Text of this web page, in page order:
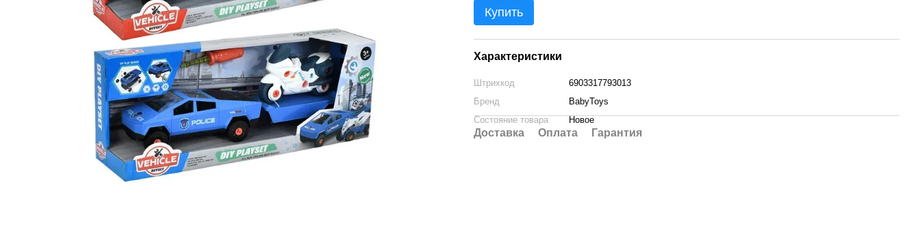
Купить
Характеристики
Штрихкод
6903317793013
Бренд
BabyToys
Состояние товара
Новое
Доставка Оплата Гарантия